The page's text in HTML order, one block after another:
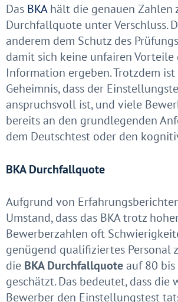
Das BKAhält die genauen Zahlen
Durchfallquote unter Verschluss.
anderem dem Schutz des
damit sich keine unfairen Vorteile
Information ergeben. Trotzdem ist
Geheimnis, dass der
anspruchsvoll ist, und viele
bereits an den grundlegenden
dem Deutschtest oder den
BKA Durchfallquote
Aufgrund von
Umstand, dass das BKA trotz
Bewerberzahlen oft
genügend qualifiziertes Personal
die BKA Durchfallquoteauf 80
geschätzt. Das bedeutet, dass die
Bewerber den Einstellungstest